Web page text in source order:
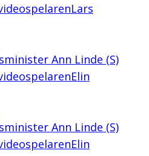
Lars
Ann Linde (S)
Elin
Ann Linde (S)
Elin